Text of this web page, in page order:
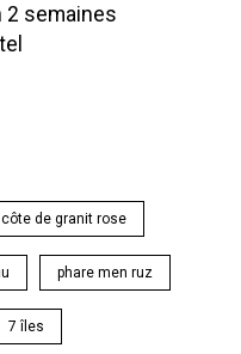
2 semaines
côte de granit rose
phare men ruz
7 îles